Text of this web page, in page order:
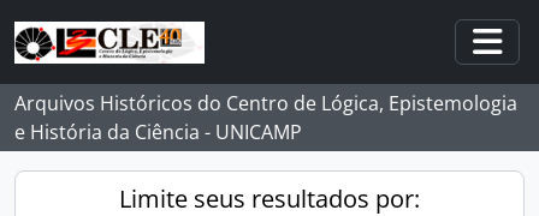
Skip to main content
Arquivos Históricos do Centro de Lógica, Epistemologia
e História da Ciência - UNICAMP
Limite seus resultados por: